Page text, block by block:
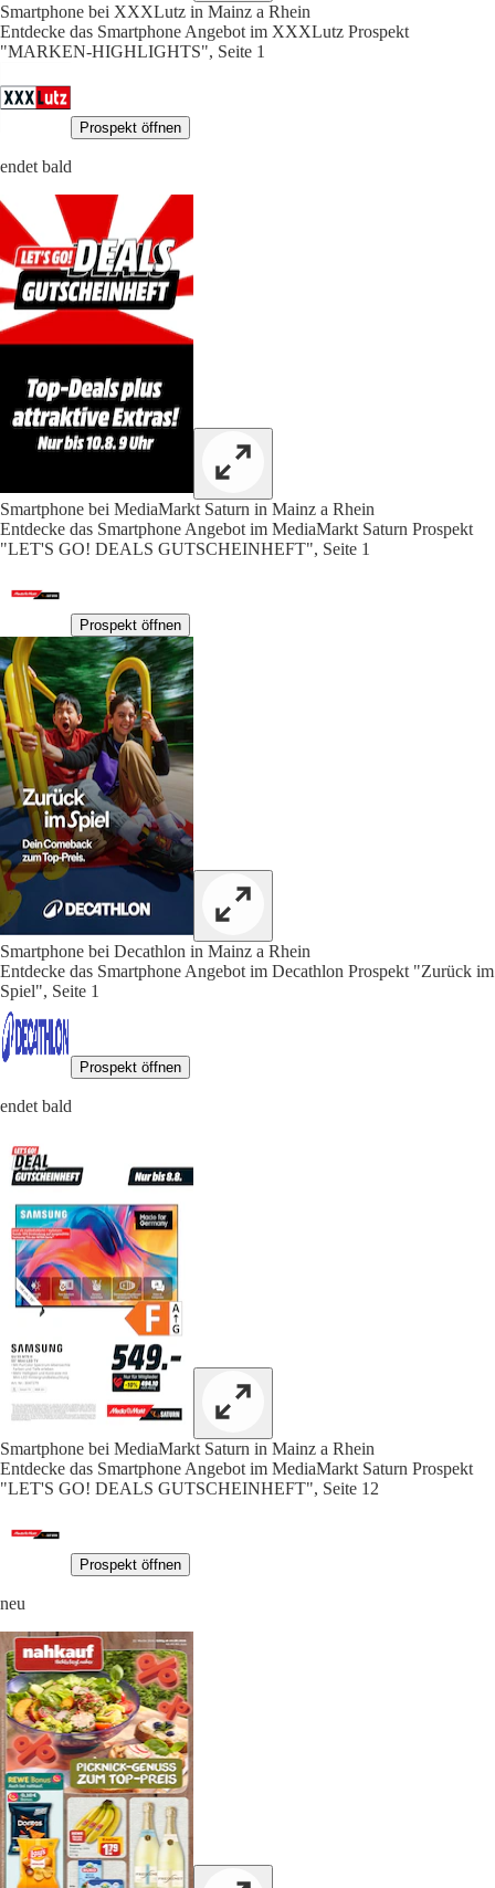
Smartphone bei XXXLutz in Mainz a Rhein
Entdecke das Smartphone Angebot im XXXLutz Prospekt
"MARKEN-HIGHLIGHTS", Seite 1
Prospekt öffnen
endet bald
Smartphone bei MediaMarkt Saturn in Mainz a Rhein
Entdecke das Smartphone Angebot im MediaMarkt Saturn Prospekt
"LET'S GO! DEALS GUTSCHEINHEFT", Seite 1
Prospekt öffnen
Smartphone bei Decathlon in Mainz a Rhein
Entdecke das Smartphone Angebot im Decathlon Prospekt "Zurück im
Spiel", Seite 1
Prospekt öffnen
endet bald
Smartphone bei MediaMarkt Saturn in Mainz a Rhein
Entdecke das Smartphone Angebot im MediaMarkt Saturn Prospekt
"LET'S GO! DEALS GUTSCHEINHEFT", Seite 12
Prospekt öffnen
neu